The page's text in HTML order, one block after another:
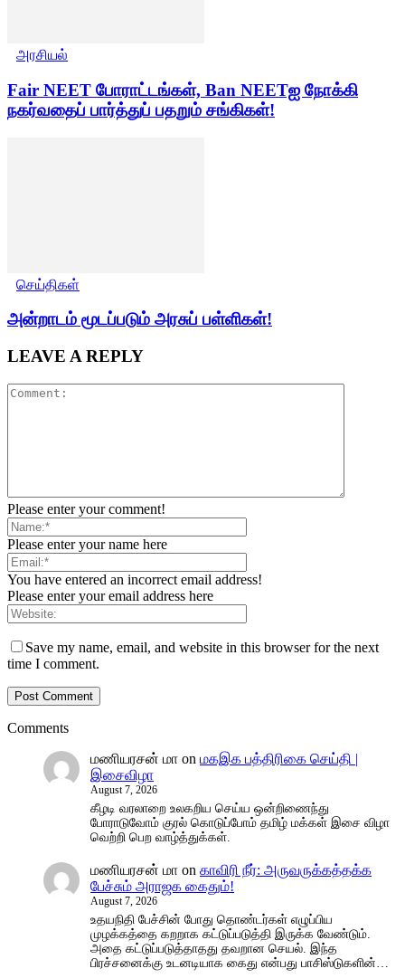
அரசியல்
Fair NEET போராட்டங்கள், Ban NEETஐ நோக்கி
நகர்வதைப் பார்த்துப் பதறும் சங்கிகள்!
செய்திகள்
அன்றாடம் மூடப்படும் அரசுப் பள்ளிகள்!
LEAVE A REPLY
Please enter your comment!
Please enter your name here
You have entered an incorrect email address!
Please enter your email address here
Save my name, email, and website in this browser for the next
time I comment.
Comments
மணியரசன் மா on மகஇக பத்திரிகை செய்தி |
இசைவிழா
August 7, 2026
கீழடி வரலாறை உலகறிய செய்ய ஒன்றிணைந்து
போராடுவோம் குரல் கொடுப்போம் தமிழ் மக்கள் இசை விழா
வெற்றி பெற வாழ்த்துக்கள்.
மணியரசன் மா on காவிரி நீர்: அருவருக்கத்தக்க
பேச்சும் அராஜக கைதும்!
August 7, 2026
உதயநிதி பேச்சின் போது தொண்டர்கள் எழுப்பிய
முழக்கத்தை கறறாக கட்டுப்படுத்தி இருக்க வேண்டும்.
அதை கட்டுப்படுத்தாதது தவறான செயல். இந்த
பிரச்சனைக்கு உடனடியாக கைது என்பது பாசிஸ்டுகளின்…